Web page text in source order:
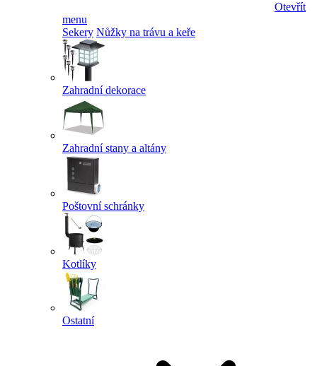
Otevřít
menu
Sekery Nůžky na trávu a keře
Zahradní dekorace
Zahradní stany a altány
Poštovní schránky
Kotlíky
Ostatní